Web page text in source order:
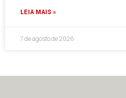
LEIA MAIS »
7 de agosto de 2026